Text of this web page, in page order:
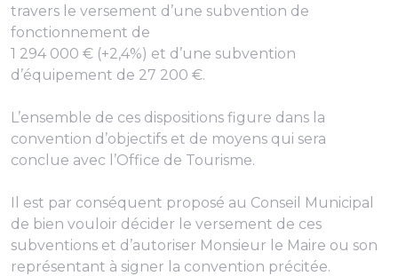
travers le versement d’une subvention de
fonctionnement de
1 294 000 € (+2,4%) et d’une subvention
d’équipement de 27 200 €.
L’ensemble de ces dispositions figure dans la
convention d’objectifs et de moyens qui sera
conclue avec l’Office de Tourisme.
Il est par conséquent proposé au Conseil Municipal
de bien vouloir décider le versement de ces
subventions et d’autoriser Monsieur le Maire ou son
représentant à signer la convention précitée.